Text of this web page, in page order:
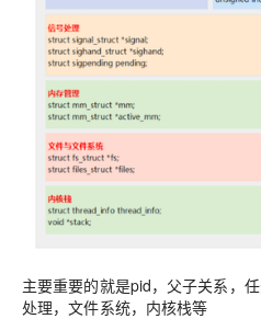
主要重要的就是pid，父子关系，
处理，文件系统，内核栈等